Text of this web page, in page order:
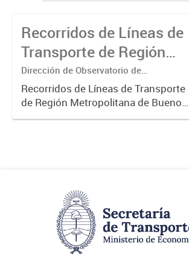
Recorridos de Líneas de
Transporte de Región
Metropolitana de
Buenos Aires (RMBA)
Dirección de Observatorio de
Transporte, Estudio y Sistemas
Recorridos de Líneas de Transporte
de Región Metropolitana de Buenos
Aires (RMBA).-